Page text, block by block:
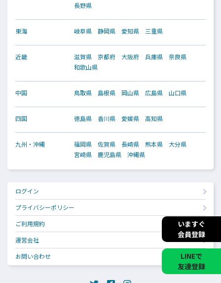
いますぐ
会員登録
LINEで
友達登録
長野県
東海 岐阜県 静岡県 愛知県 三重県
近畿 滋賀県 京都府 大阪府 兵庫県
奈良県
和歌山県
中国 鳥取県 島根県 岡山県 広島県 山口県
四国 徳島県 香川県 愛媛県 高知県
九州・沖縄 福岡県 佐賀県 長崎県 熊本県
大分県
宮崎県
鹿児島県 沖縄県
ログイン
プライバシーポリシー
ご利用規約
運営会社
お問い合わせ